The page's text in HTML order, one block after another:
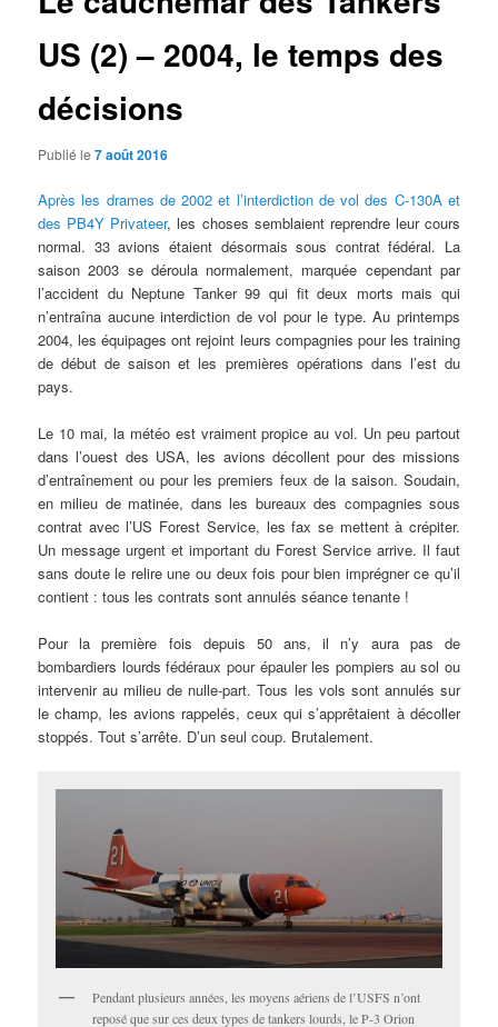
US (2) – 2004, le temps des
décisions
Publié le7 août 2016
Après les drames de 2002 et l’interdiction de vol des C-130A et
des PB4Y Privateer, les choses semblaient reprendre leur cours
normal. 33 avions étaient désormais sous contrat fédéral. La
saison 2003 se déroula normalement, marquée cependant par
l’accident du Neptune Tanker 99 qui fit deux morts mais qui
n’entraîna aucune interdiction de vol pour le type. Au printemps
2004, les équipages ont rejoint leurs compagnies pour les training
de début de saison et les premières opérations dans l’est du
pays.
Le 10 mai, la météo est vraiment propice au vol. Un peu partout
dans l’ouest des USA, les avions décollent pour des missions
d’entraînement ou pour les premiers feux de la saison. Soudain,
en milieu de matinée, dans les bureaux des compagnies sous
contrat avec l’US Forest Service, les fax se mettent à crépiter.
Un message urgent et important du Forest Service arrive. Il faut
sans doute le relire une ou deux fois pour bien imprégner ce qu’il
contient : tous les contrats sont annulés séance tenante !
Pour la première fois depuis 50 ans, il n’y aura pas de
bombardiers lourds fédéraux pour épauler les pompiers au sol ou
intervenir au milieu de nulle-part. Tous les vols sont annulés sur
le champ, les avions rappelés, ceux qui s’apprêtaient à décoller
stoppés. Tout s’arrête. D’un seul coup. Brutalement.
Pendant plusieurs années, les moyens aériens de l’USFS n’ont
reposé que sur ces deux types de tankers lourds, le P-3 Orion